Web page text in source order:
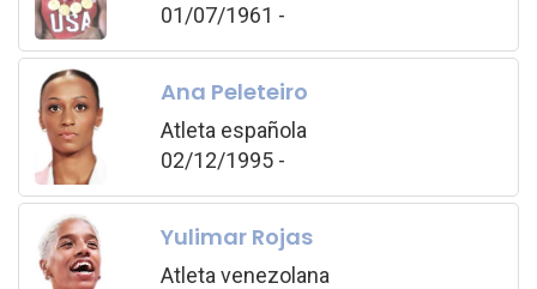
01/07/1961 -
Ana Peleteiro
Atleta española
02/12/1995 -
Yulimar Rojas
Atleta venezolana